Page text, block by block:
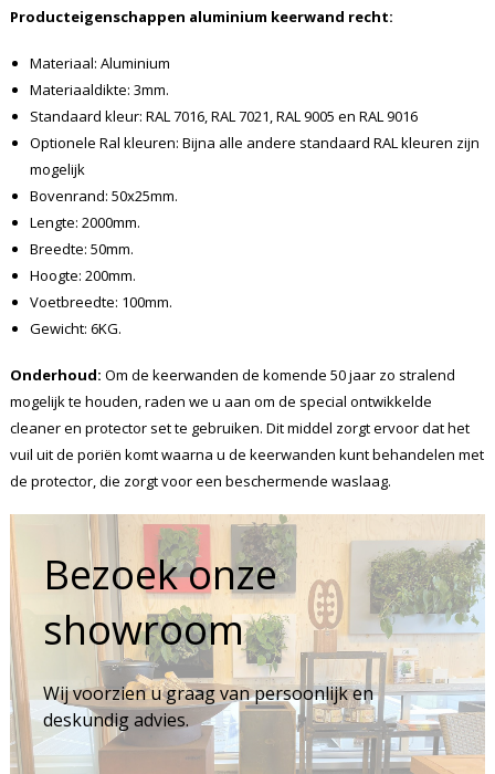
Producteigenschappen aluminium keerwand recht:
Materiaal: Aluminium
Materiaaldikte: 3mm.
Standaard kleur: RAL 7016, RAL 7021, RAL 9005 en RAL 9016
Optionele Ral kleuren: Bijna alle andere standaard RAL kleuren zijn
mogelijk
Bovenrand: 50x25mm.
Lengte: 2000mm.
Breedte: 50mm.
Hoogte: 200mm.
Voetbreedte: 100mm.
Gewicht: 6KG.
Onderhoud: Om de keerwanden de komende 50 jaar zo stralend
mogelijk te houden, raden we u aan om de special ontwikkelde
cleaner en protector set te gebruiken. Dit middel zorgt ervoor dat het
vuil uit de poriën komt waarna u de keerwanden kunt behandelen met
de protector, die zorgt voor een beschermende waslaag.
Bezoek onze
showroom
Wij voorzien u graag van persoonlijk en
deskundig advies.